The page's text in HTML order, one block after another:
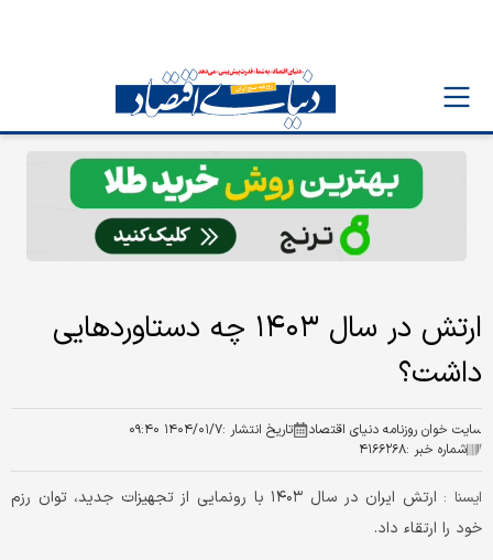
ارتش در سال ۱۴۰۳ چه دستاوردهایی
داشت؟
سایت خوان روزنامه دنیای اقتصاد تاریخ انتشار :۱۴۰۴/۰۱/۷ ۰۹:۴۰
شماره خبر :۴۱۶۶۲۶۸
ايسنا :
ارتش ایران در سال ۱۴۰۳ با رونمایی از تجهیزات جدید، توان رزم
خود را ارتقاء داد.